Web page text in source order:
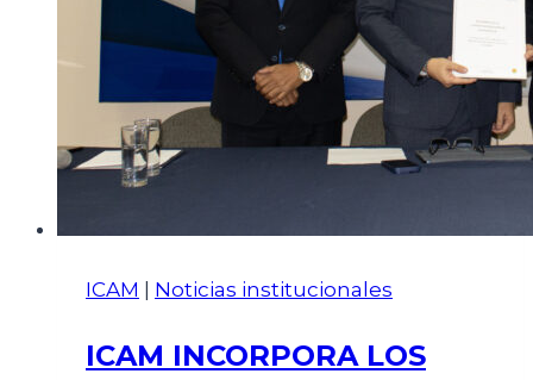
ICAM Noticias institucionales
ICAM INCORPORA LOS